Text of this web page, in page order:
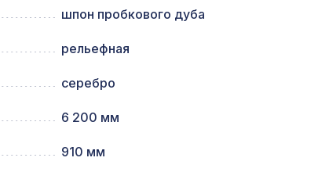
127 ₽шпон пробкового дуба
рельефная
серебро
6 200 мм
910 мм